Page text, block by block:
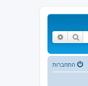
חיפוש
התחברות